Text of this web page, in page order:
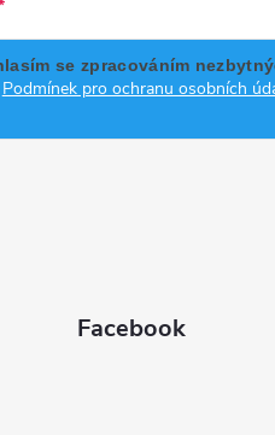
se zpracováním
Podmínek pro ochranu osobních
Facebook